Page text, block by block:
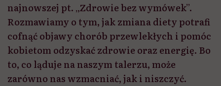
najnowszej pt. „Zdrowie bez wymówek”.
Rozmawiamy o tym, jak zmiana diety potrafi
cofnąć objawy chorób przewlekłych i pomóc
kobietom odzyskać zdrowie oraz energię. Bo
to, co ląduje na naszym talerzu, może
zarówno nas wzmacniać, jak i niszczyć.